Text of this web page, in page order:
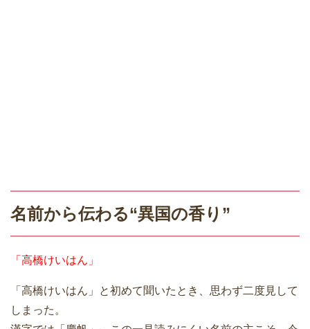
名前から伝わる“異国の香り”
「高橋けいはん」
「高橋けいはん」と初めて聞いたとき、思わず二度見して
しまった。